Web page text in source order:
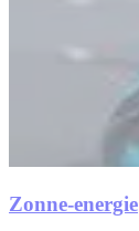
Zonne-energie